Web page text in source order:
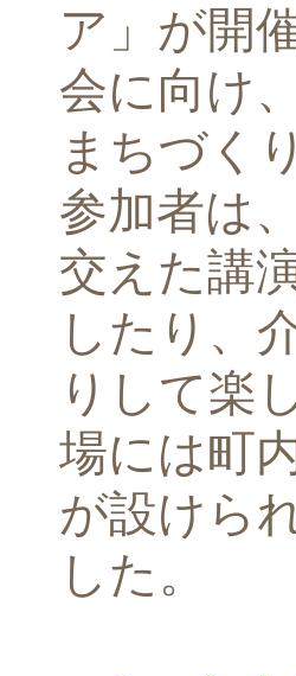
ア」が開
会に向け
まちづく
参加者は
交えた講
したり、
りして楽
場には町
が設けら
した。